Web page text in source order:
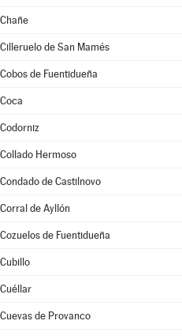
Chañe
Cilleruelo de San Mamés
Cobos de Fuentidueña
Coca
Codorniz
Collado Hermoso
Condado de Castilnovo
Corral de Ayllón
Cozuelos de Fuentidueña
Cubillo
Cuéllar
Cuevas de Provanco